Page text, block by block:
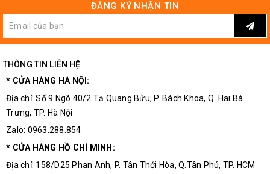
ĐĂNG KÝ NHẬN TIN
THÔNG TIN LIÊN HỆ
* CỬA HÀNG HÀ NỘI:
Địa chỉ: Số 9 Ngõ 40/2 Tạ Quang Bửu, P. Bách Khoa, Q. Hai Bà
Trưng, TP. Hà Nội
Zalo: 0963.288.854
* CỬA HÀNG HỒ CHÍ MINH:
Địa chỉ: 158/D25 Phan Anh, P. Tân Thới Hòa, Q.Tân Phú, TP. HCM